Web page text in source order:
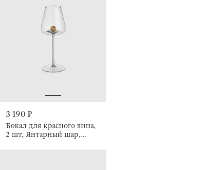
3 190 ₽
Бокал для красного вина,
2 шт, Янтарный шар,